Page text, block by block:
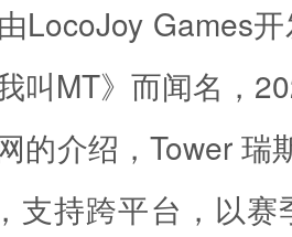
LocoJoy Games
叫MT》而闻名，
的介绍，Tower 瑞
支持跨平台，以